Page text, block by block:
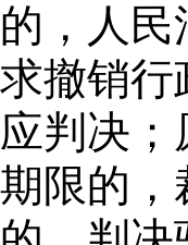
，人
撤销
判决
限的